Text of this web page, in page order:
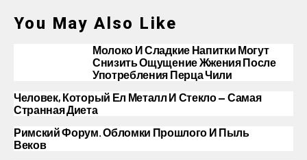
You May Also Like
Молоко И Сладкие Напитки Могут
Снизить Ощущение Жжения После
Употребления Перца Чили
Человек, Который Ел Металл И Стекло — Самая
Странная Диета
Римский Форум. Обломки Прошлого И Пыль
Веков